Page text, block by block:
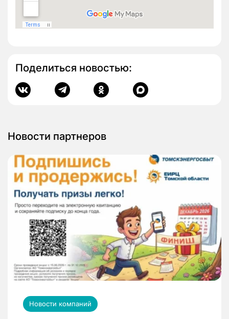
Поделиться новостью:
Новости партнеров
Новости компаний